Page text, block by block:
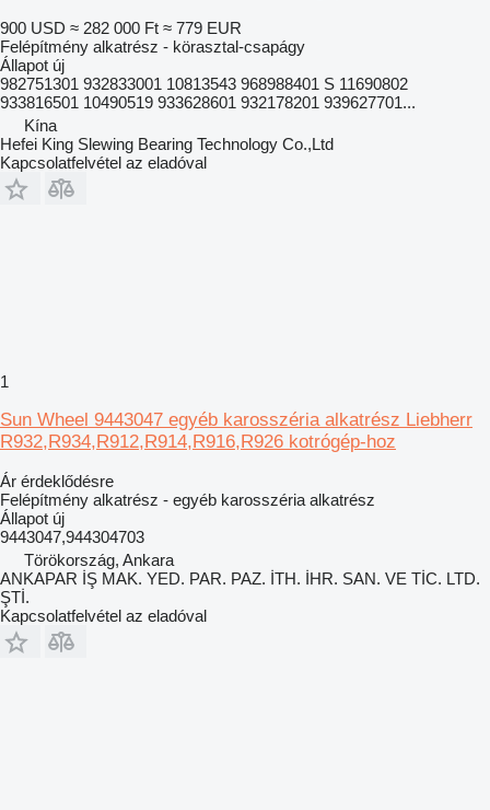
900 USD ≈ 282 000 Ft ≈ 779 EUR
Felépítmény alkatrész - körasztal-csapágy
Állapot új
982751301 932833001 10813543 968988401 S 11690802
933816501 10490519 933628601 932178201 939627701...
Kína
Hefei King Slewing Bearing Technology Co.,Ltd
Kapcsolatfelvétel az eladóval
1
Sun Wheel 9443047 egyéb karosszéria alkatrész Liebherr
R932,R934,R912,R914,R916,R926 kotrógép-hoz
Ár érdeklődésre
Felépítmény alkatrész - egyéb karosszéria alkatrész
Állapot új
9443047,944304703
Törökország, Ankara
ANKAPAR İŞ MAK. YED. PAR. PAZ. İTH. İHR. SAN. VE TİC. LTD.
ŞTİ.
Kapcsolatfelvétel az eladóval